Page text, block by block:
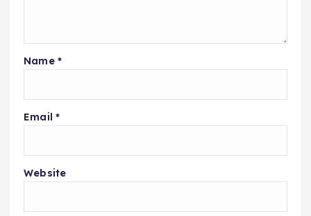
Name *
Email *
Website